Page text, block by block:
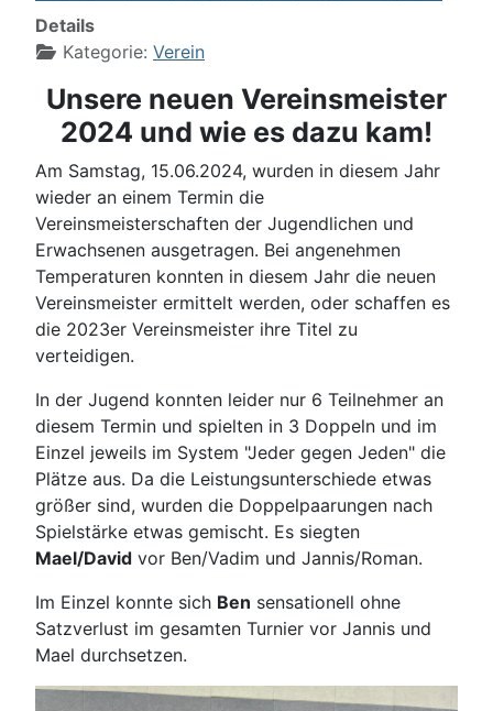
Details
Kategorie: Verein
Unsere neuen Vereinsmeister
2024 und wie es dazu kam!
Am Samstag, 15.06.2024, wurden in diesem Jahr
wieder an einem Termin die
Vereinsmeisterschaften der Jugendlichen und
Erwachsenen ausgetragen. Bei angenehmen
Temperaturen konnten in diesem Jahr die neuen
Vereinsmeister ermittelt werden, oder schaffen es
die 2023er Vereinsmeister ihre Titel zu
verteidigen.
In der Jugend konnten leider nur 6 Teilnehmer an
diesem Termin und spielten in 3 Doppeln und im
Einzel jeweils im System "Jeder gegen Jeden" die
Plätze aus. Da die Leistungsunterschiede etwas
größer sind, wurden die Doppelpaarungen nach
Spielstärke etwas gemischt. Es siegten
Mael/David vor Ben/Vadim und Jannis/Roman.
Im Einzel konnte sich Ben sensationell ohne
Satzverlust im gesamten Turnier vor Jannis und
Mael durchsetzen.